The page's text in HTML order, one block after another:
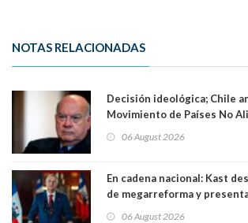
NOTAS RELACIONADAS
Decisión ideológica; Chile
Movimiento de Países No
1971. Excanciller Insulza
06 August 2026
En cadena nacional: Kast
de megarreforma y
06 August 2026